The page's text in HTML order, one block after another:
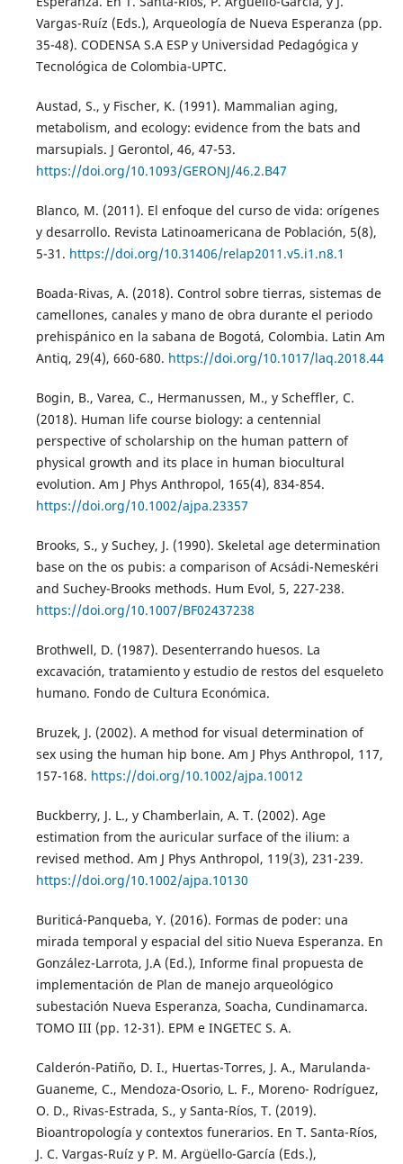
Vargas-Ruíz (Eds.), Arqueología de Nueva Esperanza (pp.
35-48). CODENSA S.A ESP y Universidad Pedagógica y
Tecnológica de Colombia-UPTC.
Austad, S., y Fischer, K. (1991). Mammalian aging,
metabolism, and ecology: evidence from the bats and
marsupials. J Gerontol, 46, 47-53.
https://doi.org/10.1093/GERONJ/46.2.B47
Blanco, M. (2011). El enfoque del curso de vida: orígenes
y desarrollo. Revista Latinoamericana de Población, 5(8),
5-31. https://doi.org/10.31406/relap2011.v5.i1.n8.1
Boada-Rivas, A. (2018). Control sobre tierras, sistemas de
camellones, canales y mano de obra durante el periodo
prehispánico en la sabana de Bogotá, Colombia. Latin Am
Antiq, 29(4), 660-680. https://doi.org/10.1017/laq.2018.44
Bogin, B., Varea, C., Hermanussen, M., y Scheffler, C.
(2018). Human life course biology: a centennial
perspective of scholarship on the human pattern of
physical growth and its place in human biocultural
evolution. Am J Phys Anthropol, 165(4), 834-854.
https://doi.org/10.1002/ajpa.23357
Brooks, S., y Suchey, J. (1990). Skeletal age determination
base on the os pubis: a comparison of Acsádi-Nemeskéri
and Suchey-Brooks methods. Hum Evol, 5, 227-238.
https://doi.org/10.1007/BF02437238
Brothwell, D. (1987). Desenterrando huesos. La
excavación, tratamiento y estudio de restos del esqueleto
humano. Fondo de Cultura Económica.
Bruzek, J. (2002). A method for visual determination of
sex using the human hip bone. Am J Phys Anthropol, 117,
157-168. https://doi.org/10.1002/ajpa.10012
Buckberry, J. L., y Chamberlain, A. T. (2002). Age
estimation from the auricular surface of the ilium: a
revised method. Am J Phys Anthropol, 119(3), 231-239.
https://doi.org/10.1002/ajpa.10130
Buriticá-Panqueba, Y. (2016). Formas de poder: una
mirada temporal y espacial del sitio Nueva Esperanza. En
González-Larrota, J.A (Ed.), Informe final propuesta de
implementación de Plan de manejo arqueológico
subestación Nueva Esperanza, Soacha, Cundinamarca.
TOMO III (pp. 12-31). EPM e INGETEC S. A.
Calderón-Patiño, D. I., Huertas-Torres, J. A., Marulanda-
Guaneme, C., Mendoza-Osorio, L. F., Moreno- Rodríguez,
O. D., Rivas-Estrada, S., y Santa-Ríos, T. (2019).
Bioantropología y contextos funerarios. En T. Santa-Ríos,
J. C. Vargas-Ruíz y P. M. Argüello-García (Eds.),